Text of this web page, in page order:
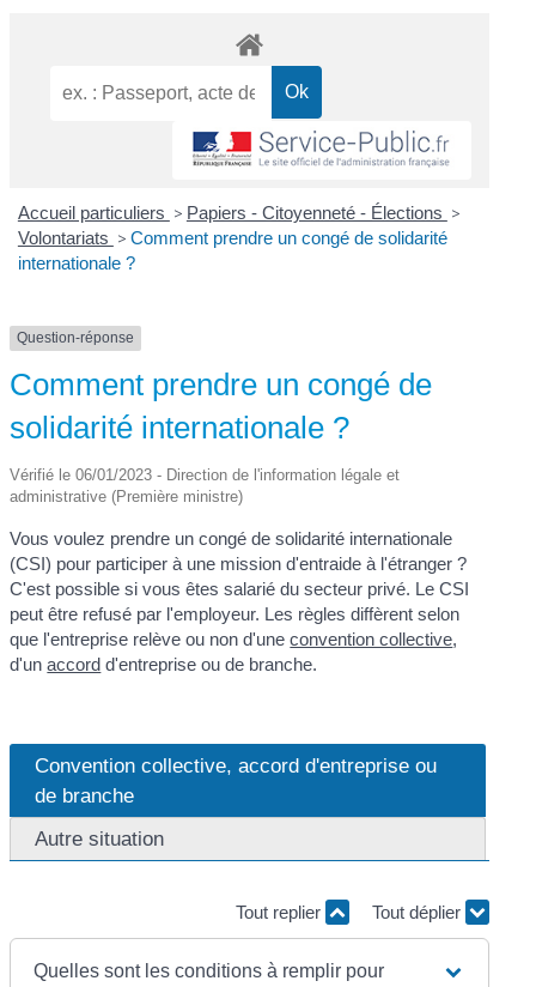
Accueil particuliers > Papiers - Citoyenneté - Élections >
Volontariats > Comment prendre un congé de solidarité
internationale ?
Question-réponse
Comment prendre un congé de
solidarité internationale ?
Vérifié le 06/01/2023 - Direction de l'information légale et
administrative (Première ministre)
Vous voulez prendre un congé de solidarité internationale
(CSI) pour participer à une mission d'entraide à l'étranger ?
C'est possible si vous êtes salarié du secteur privé. Le CSI
peut être refusé par l'employeur. Les règles diffèrent selon
que l'entreprise relève ou non d'uneconvention collective,
d'unaccord d'entreprise ou de branche.
Convention collective, accord d'entreprise ou
de branche
Autre situation
Tout replier Tout déplier
Quelles sont les conditions à remplir pour